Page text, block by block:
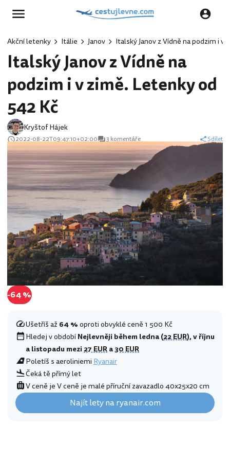
Akční letenky Itálie Janov Italský Janov z Vídně na podzim i v
Italský Janov z Vídně na
podzim i v zimě. Letenky od
542 Kč
Kryštof Hájek
2022-08-22T09:47:10+02:00 3 komentáře Sdílet
-64 %
Ušetříš až64 %oproti obvyklé ceně 1 500 Kč
Hledej v obdobíNejlevněji během ledna (22 EUR), v říjnu
a listopadu mezi27 EURa30 EUR
Poletíš s aeroliniemiRyanair
Čeká tě přímý let
V ceně je V ceně je malé příruční zavazadlo 40x25x20 cm
Najít lety na ryanair.com